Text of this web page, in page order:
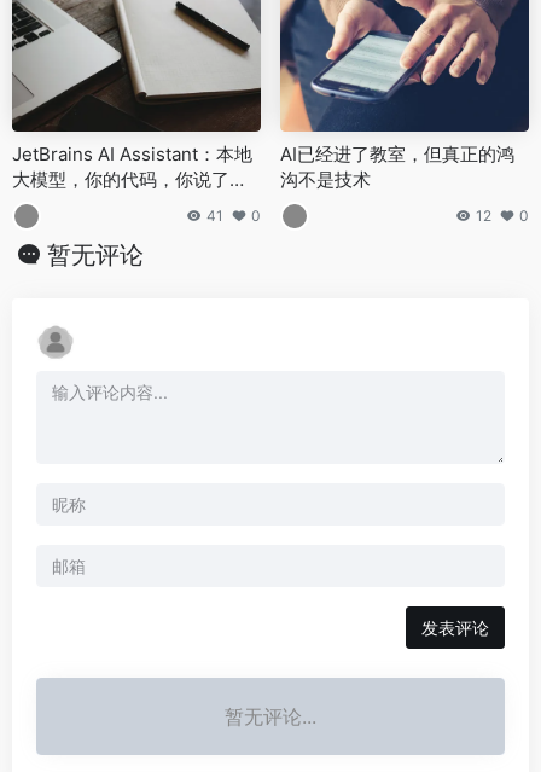
JetBrains AI Assistant：本地
大模型，你的代码，你说了
算！
41 0
AI已经进了教室，但真正的鸿
沟不是技术
12 0
暂无评论
发表评论
暂无评论...